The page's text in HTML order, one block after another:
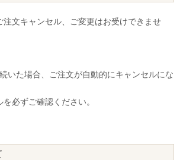
注文キャンセル、ご変更はお受けできませ
いた場合、ご注文が自動的にキャンセルにな
必ずご確認ください。